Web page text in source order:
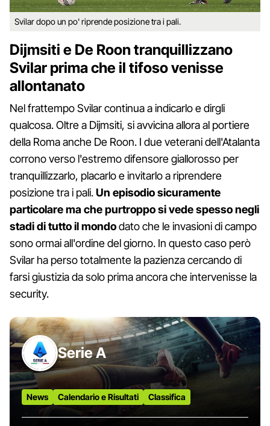
Svilar dopo un po' riprende posizione tra i pali.
Dijmsiti e De Roon tranquillizzano
Svilar prima che il tifoso venisse
allontanato
Nel frattempo Svilar continua a indicarlo e dirgli
qualcosa. Oltre a Dijmsiti, si avvicina allora al portiere
della Roma anche De Roon. I due veterani dell'Atalanta
corrono verso l'estremo difensore giallorosso per
tranquillizzarlo, placarlo e invitarlo a riprendere
posizione tra i pali.Un episodio sicuramente
particolare ma che purtroppo si vede spesso negli
stadi di tutto il mondodato che le invasioni di campo
sono ormai all'ordine del giorno. In questo caso però
Svilar ha perso totalmente la pazienza cercando di
farsi giustizia da solo prima ancora che intervenisse la
security.
Serie A
News Calendario e Risultati Classifica